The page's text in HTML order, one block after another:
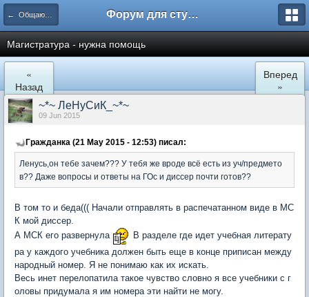
← Общаются юристы Форум для студента СГА
Магистратура - нужна помощь
«
Назад
Вперед
»
~*~ ЛеНуСиК_~*~
09 Jun 2015
Гражданка (21 May 2015 - 12:53) писал:
Ленусь,он тебе зачем??? У тебя же вроде всё есть из уч/предмето
в?? Даже вопросы и ответы на ГОс и диссер почти готов??
В том то и беда((( Начали отправлять в распечатанном виде в МС
К мой диссер.
А МСК его развернула
В разделе где идет учебная литерату
ра у каждого учебника должен быть еще в конце приписан между
народный номер. Я не понимаю как их искать.
Весь инет перелопатила такое чувство словно я все учебники с г
оловы придумала я им номера эти найти не могу.